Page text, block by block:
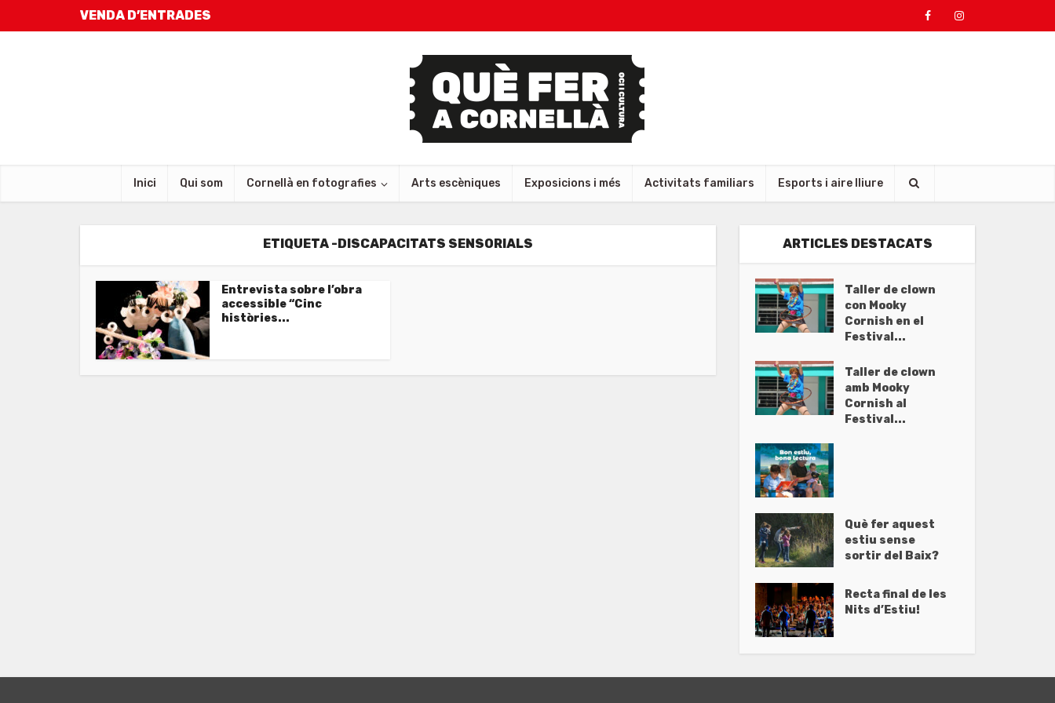
VENDA D’ENTRADES
Inici Qui som Cornellà en fotografies Arts escèniques Exposicions i més Activitats familiars Esports i aire lliure
ETIQUETA -DISCAPACITATS SENSORIALS
Entrevista sobre l’obra
accessible “Cinc
històries...
ARTICLES DESTACATS
Taller de clown
con Mooky
Cornish en el
Festival...
Taller de clown
amb Mooky
Cornish al
Festival...
Què fer aquest
estiu sense
sortir del Baix?
Recta final de les
Nits d’Estiu!